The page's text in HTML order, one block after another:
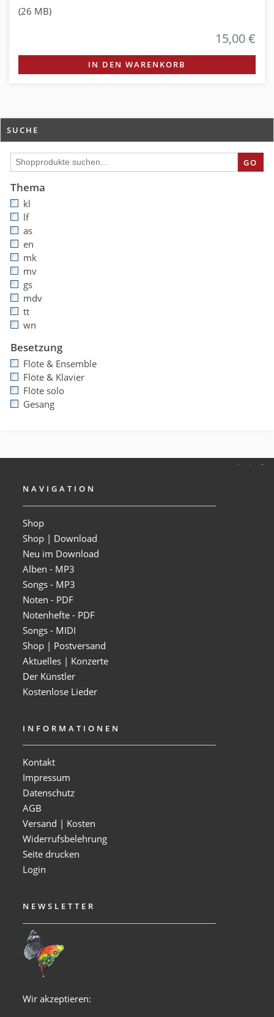
(26 MB)
15,00 €
IN DEN WARENKORB
SUCHE
GO
Thema
kl
lf
as
en
mk
mv
gs
mdv
tt
wn
Besetzung
Flöte & Ensemble
Flöte & Klavier
Flöte solo
Gesang
NAVIGATION
Shop
Shop | Download
Neu im Download
Alben - MP3
Songs - MP3
Noten - PDF
Notenhefte - PDF
Songs - MIDI
Shop | Postversand
Aktuelles | Konzerte
Der Künstler
Kostenlose Lieder
INFORMATIONEN
Kontakt
Impressum
Datenschutz
AGB
Versand | Kosten
Widerrufsbelehrung
Seite drucken
Login
NEWSLETTER
Wir akzeptieren: